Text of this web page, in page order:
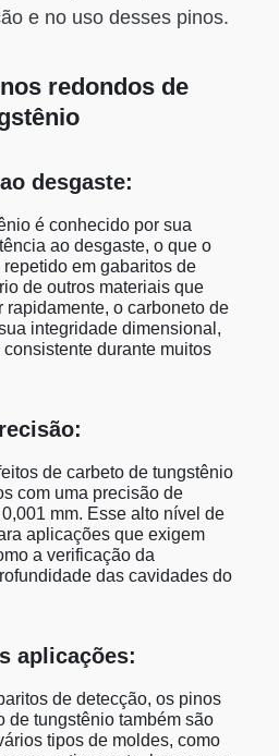
e no uso desses pinos.
redondos de
desgaste:
é conhecido por sua
ao desgaste, o que o
em gabaritos de
de outros materiais que
rapidamente, o carboneto de
integridade dimensional,
durante muitos
de carbeto de tungstênio
com uma precisão de
mm. Esse alto nível de
aplicações que exigem
a verificação da
das cavidades do
aplicações:
de detecção, os pinos
de tungstênio também são
tipos de moldes, como